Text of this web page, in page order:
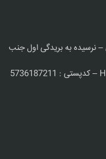
– نرسیده به بریدگی اول جنب